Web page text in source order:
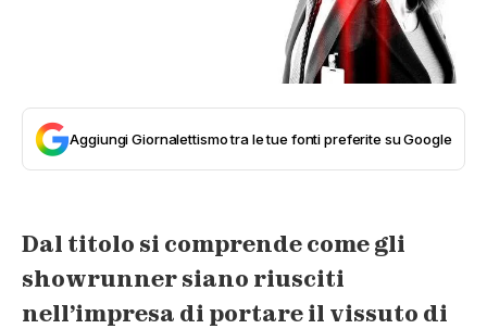
Aggiungi Giornalettismo tra le tue fonti preferite su Google
Dal titolo si comprende come gli
showrunner siano riusciti
nell’impresa di portare il vissuto di